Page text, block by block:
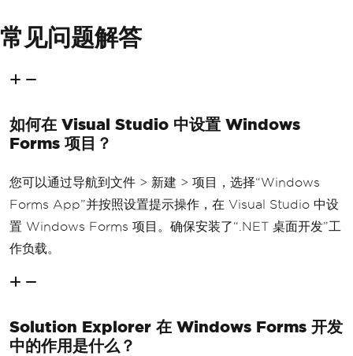
常见问题解答
如何在 Visual Studio 中设置 Windows
Forms 项目？
您可以通过导航到文件 > 新建 > 项目，选择“Windows
Forms App”并按照设置提示操作，在 Visual Studio 中设
置 Windows Forms 项目。确保安装了“.NET 桌面开发”工
作负载。
Solution Explorer 在 Windows Forms 开发
中的作用是什么？